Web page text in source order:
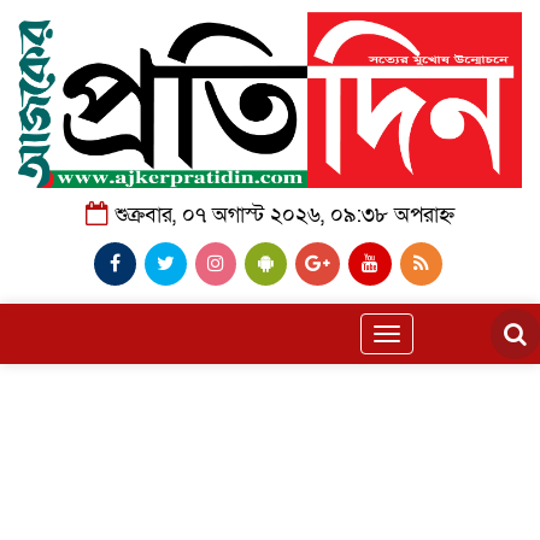
শুক্রবার, ০৭ অগাস্ট ২০২৬, ০৯:৩৮ অপরাহ্ন
Toggle
navigation